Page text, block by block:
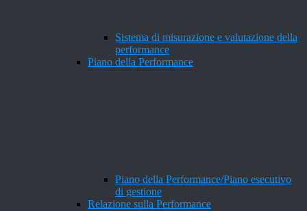
Sistema di misurazione e valutazione della
performance
Piano della Performance
Piano della Performance/Piano esecutivo
di gestione
Relazione sulla Performance